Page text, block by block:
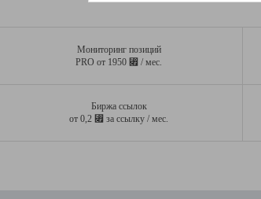
Мониторинг позиций
PRO от 1950 ⃏ / мес.
Биржа ссылок
от 0,2 ⃏ за ссылку / мес.